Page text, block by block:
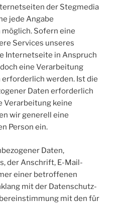
der Stegmedia
jede Angabe
Sofern eine
Services unseres
Internetseite in Anspruch
eine Verarbeitung
werden. Ist die
Daten erforderlich
Verarbeitung keine
wir generell eine
Person ein.
Daten,
der Anschrift, E-Mail-
einer betroffenen
mit der Datenschutz-
mit den für